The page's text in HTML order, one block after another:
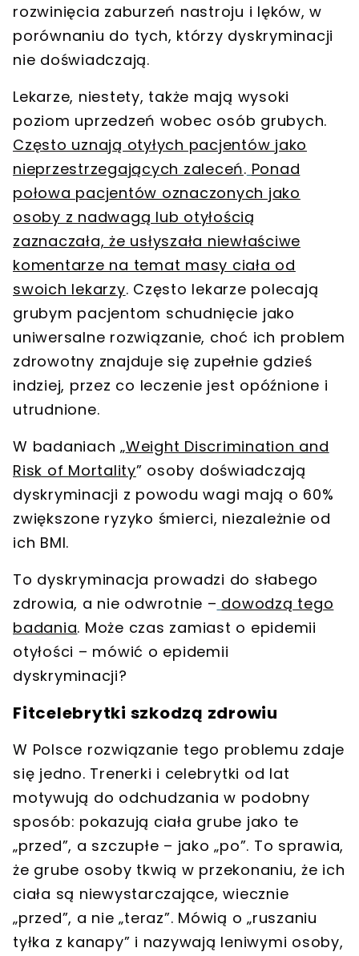
rozwinięcia zaburzeń nastroju i lęków, w
porównaniu do tych, którzy dyskryminacji
nie doświadczają.
Lekarze, niestety, także mają wysoki
poziom uprzedzeń wobec osób grubych.
Często uznają otyłych pacjentów jako
nieprzestrzegających zaleceń. Ponad
połowa pacjentów oznaczonych jako
osoby z nadwagą lub otyłością
zaznaczała, że usłyszała niewłaściwe
komentarze na temat masy ciała od
swoich lekarzy. Często lekarze polecają
grubym pacjentom schudnięcie jako
uniwersalne rozwiązanie, choć ich problem
zdrowotny znajduje się zupełnie gdzieś
indziej, przez co leczenie jest opóźnione i
utrudnione.
W badaniach „Weight Discrimination and
Risk of Mortality” osoby doświadczają
dyskryminacji z powodu wagi mają o 60%
zwiększone ryzyko śmierci, niezależnie od
ich BMI.
To dyskryminacja prowadzi do słabego
zdrowia, a nie odwrotnie – dowodzą tego
badania. Może czas zamiast o epidemii
otyłości – mówić o epidemii
dyskryminacji?
Fitcelebrytki szkodzą zdrowiu
W Polsce rozwiązanie tego problemu zdaje
się jedno. Trenerki i celebrytki od lat
motywują do odchudzania w podobny
sposób: pokazują ciała grube jako te
„przed”, a szczupłe – jako „po”. To sprawia,
że grube osoby tkwią w przekonaniu, że ich
ciała są niewystarczające, wiecznie
„przed”, a nie „teraz”. Mówią o „ruszaniu
tyłka z kanapy” i nazywają leniwymi osoby,